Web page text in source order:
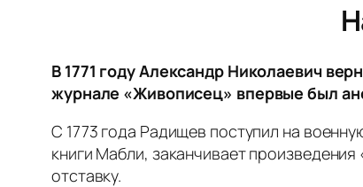
В 1771 году Александр Николаевич
журнале «Живописец» впервые был
С 1773 года Радищев поступил на
книги Мабли, заканчивает
отставку.